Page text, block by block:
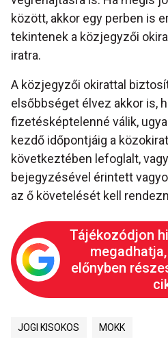
között, akkor egy perben is
tekintenek a közjegyzői
iratra.
A közjegyzői okirattal
elsőbbséget élvez akkor is,
fizetésképtelenné válik,
kezdő időpontjáig a
következtében lefoglalt,
bejegyzésével érintett
az ő követelését kell
Tájékozódjon
előnyben
JOGI KISOKOS MOKK